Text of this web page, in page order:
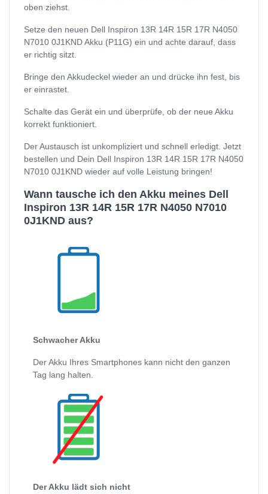
oben ziehst.
Setze den neuen Dell Inspiron 13R 14R 15R 17R N4050
N7010 0J1KND Akku (P11G) ein und achte darauf, dass
er richtig sitzt.
Bringe den Akkudeckel wieder an und drücke ihn fest, bis
er einrastet.
Schalte das Gerät ein und überprüfe, ob der neue Akku
korrekt funktioniert.
Der Austausch ist unkompliziert und schnell erledigt. Jetzt
bestellen und Dein Dell Inspiron 13R 14R 15R 17R N4050
N7010 0J1KND wieder auf volle Leistung bringen!
Wann tausche ich den Akku meines Dell
Inspiron 13R 14R 15R 17R N4050 N7010
0J1KND aus?
Schwacher Akku
Der Akku Ihres Smartphones kann nicht den ganzen
Tag lang halten.
Der Akku lädt sich nicht